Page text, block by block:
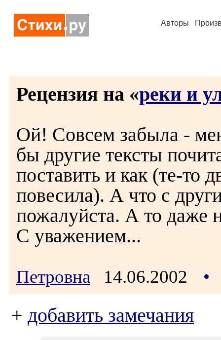
Авторы
Рецензия на «реки и
Ой! Совсем забыла -
бы другие тексты
поставить и как (те-то
повесила). А что с
пожалуйста. А то даже
С уважением...
Петровна 14.06.2002 •
+ добавить замечания